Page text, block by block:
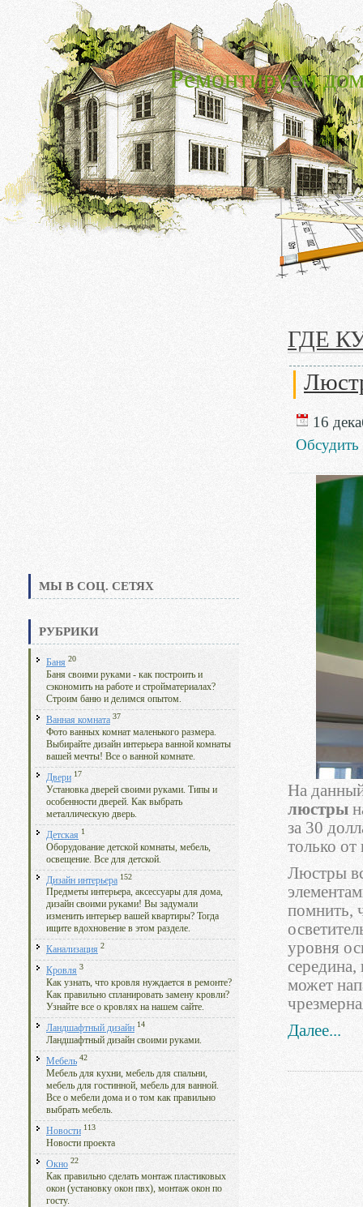
Ремонтируем
МЫ В СОЦ. СЕТЯХ
РУБРИКИ
Баня 20
Баня своими руками - как построить и
сэкономить на работе и стройматериалах?
Строим баню и делимся опытом.
Ванная комната 37
Фото ванных комнат маленького размера.
Выбирайте дизайн интерьера ванной комнаты
вашей мечты! Все о ванной комнате.
Двери 17
Установка дверей своими руками. Типы и
особенности дверей. Как выбрать
металлическую дверь.
Детская 1
Оборудование детской комнаты, мебель,
освещение. Все для детской.
Дизайн интерьера 152
Предметы интерьера, аксессуары для дома,
дизайн своими руками! Вы задумали
изменить интерьер вашей квартиры? Тогда
ищите вдохновение в этом разделе.
Канализация 2
Кровля 3
Как узнать, что кровля нуждается в ремонте?
Как правильно спланировать замену кровли?
Узнайте все о кровлях на нашем сайте.
Ландшафтный дизайн 14
Ландшафтный дизайн своими руками.
Мебель 42
Мебель для кухни, мебель для спальни,
мебель для гостинной, мебель для ванной.
Все о мебели дома и о том как правильно
выбрать мебель.
Новости 113
Новости проекта
Окно 22
Как правильно сделать монтаж пластиковых
окон (установку окон пвх), монтаж окон по
госту.
ГДЕ
16
Обсудить
На
люстры
за 30
только от
Люстры
помнить,
уровня
может
Далее...